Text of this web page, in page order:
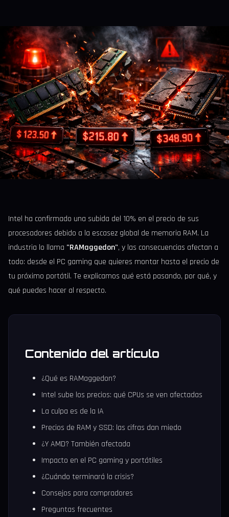
Intel ha confirmado una subida del 10% en el precio de sus
procesadores debido a la escasez global de memoria RAM. La
industria lo llama "RAMaggedon", y las consecuencias afectan a
todo: desde el PC gaming que quieres montar hasta el precio de
tu próximo portátil. Te explicamos qué está pasando, por qué, y
qué puedes hacer al respecto.
Contenido del artículo
¿Qué es RAMaggedon?
Intel sube los precios: qué CPUs se ven afectadas
La culpa es de la IA
Precios de RAM y SSD: las cifras dan miedo
¿Y AMD? También afectada
Impacto en el PC gaming y portátiles
¿Cuándo terminará la crisis?
Consejos para compradores
Preguntas frecuentes